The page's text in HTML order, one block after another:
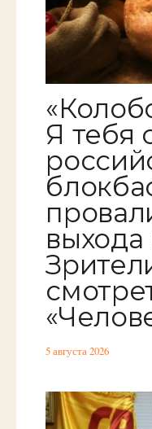
Я тебя
выхода
5 августа 2026